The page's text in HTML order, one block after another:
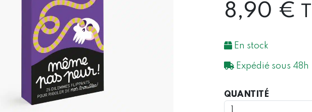
8,90 €
En stock
Expédié sous 48h
QUANTITÉ